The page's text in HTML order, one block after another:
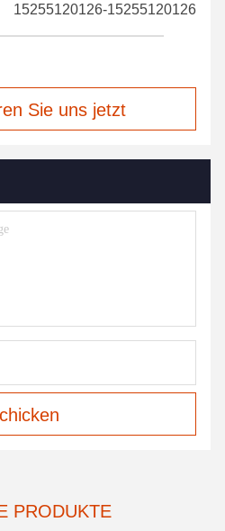
15255120126-15255120126
Sie uns jetzt
PRODUKTE